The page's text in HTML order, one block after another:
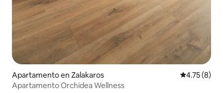
Apartamento en Zalakaros Calificación
4.75 (8)
Apartamento Orchidea Wellness